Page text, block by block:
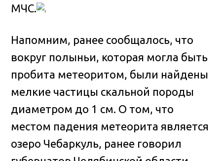
МЧС.
Напомним, ранее сообщалось, что
вокруг полыньи, которая могла быть
пробита метеоритом, были найдены
мелкие частицы скальной породы
диаметром до 1 см. О том, что
местом падения метеорита является
озеро Чебаркуль, ранее говорил